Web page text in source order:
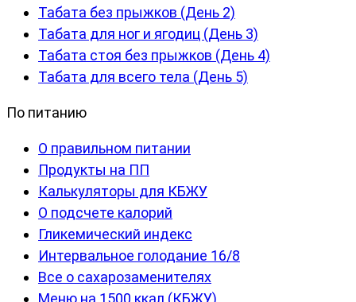
Табата без прыжков (День 2)
Табата для ног и ягодиц (День 3)
Табата стоя без прыжков (День 4)
Табата для всего тела (День 5)
По питанию
О правильном питании
Продукты на ПП
Калькуляторы для КБЖУ
О подсчете калорий
Гликемический индекс
Интервальное голодание 16/8
Все о сахарозаменителях
Меню на 1500 ккал (КБЖУ)